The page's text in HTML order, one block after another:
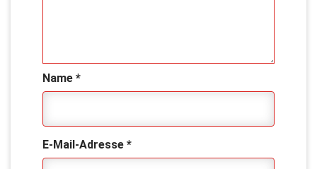
Name *
E-Mail-Adresse *